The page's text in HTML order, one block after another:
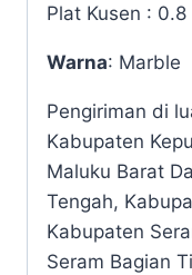
Plat Kusen : 0.8
Warna: Marble
Pengiriman di
Kabupaten
Maluku Barat
Tengah,
Kabupaten
Seram Bagian